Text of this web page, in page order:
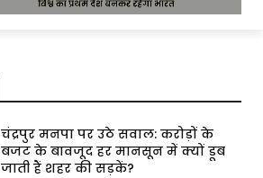
चंद्रपुर मनपा पर उठे सवाल: करोड़ों के
बजट के बावजूद हर मानसून में क्यों डूब
जाती हैं शहर की सड़कें?